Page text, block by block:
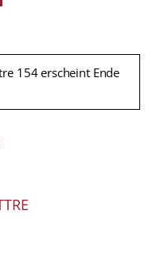
154 erscheint Ende